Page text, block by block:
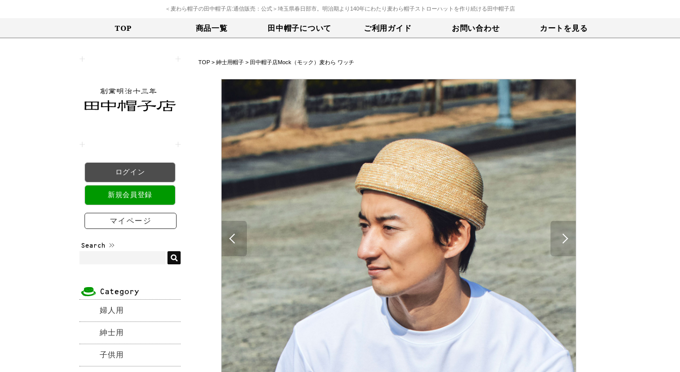
＜麦わら帽子の田中帽子店:通信販売：公式＞埼玉県春日部市。明治期より140年にわたり麦わら帽子ストローハットを作り続ける田中帽子店
TOP 商品一覧 田中帽子について ご利用ガイド お問い合わせ カートを見る
ログイン
新規会員登録
マイページ
婦人用
紳士用
子供用
TOP > 紳士用帽子 > 田中帽子店Mock（モック）麦わら ワッチ